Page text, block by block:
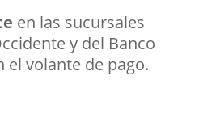
en las sucursales
y del Banco
el volante de pago.